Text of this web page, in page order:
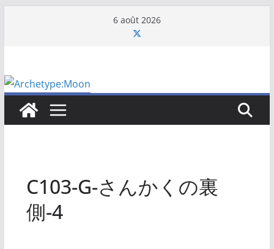
6 août 2026
C103-G-さんかくの裏
側-4